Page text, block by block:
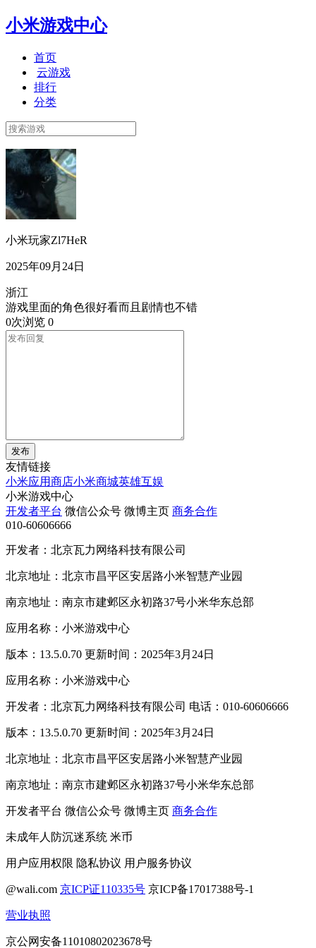
小米游戏中心
首页
云游戏
排行
分类
小米玩家Zl7HeR
2025年09月24日
浙江
游戏里面的角色很好看而且剧情也不错
0次浏览 0
发布
友情链接
小米应用商店小米商城英雄互娱
小米游戏中心
开发者平台 微信公众号 微博主页 商务合作
010-60606666
开发者：北京瓦力网络科技有限公司
北京地址：北京市昌平区安居路小米智慧产业园
南京地址：南京市建邺区永初路37号小米华东总部
应用名称：小米游戏中心
版本：13.5.0.70 更新时间：2025年3月24日
应用名称：小米游戏中心
开发者：北京瓦力网络科技有限公司 电话：010-60606666
版本：13.5.0.70 更新时间：2025年3月24日
北京地址：北京市昌平区安居路小米智慧产业园
南京地址：南京市建邺区永初路37号小米华东总部
开发者平台 微信公众号 微博主页 商务合作
未成年人防沉迷系统 米币
用户应用权限 隐私协议 用户服务协议
@wali.com 京ICP证110335号 京ICP备17017388号-1
营业执照
京公网安备11010802023678号